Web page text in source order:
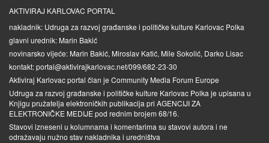
AKTIVIRAJ KARLOVAC PORTAL
nakladnik: Udruga za razvoj građanske i političke kulture Karlovac Polka
glavni urednik: Marin Bakić
novinarsko vijeće: Marin Bakić, Miroslav Katić, Mile Sokolić, Darko Lisac
kontakt: portal@aktivirajkarlovac.net/099/682-23-30
Aktiviraj Karlovac portal član je Community Media Forum Europe
Udruga za razvoj građanske i političke kulture Karlovac Polka je upisana u
Knjigu pružatelja elektroničkih publikacija pri AGENCIJI ZA
ELEKTRONIČKE MEDIJEpod rednim brojem 68/16.
Stavovi izneseni u kolumnama i komentarima su stavovi autora i ne
odražavaju nužno stav nakladnika i uredništva